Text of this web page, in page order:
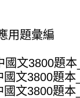
用題彙編
國文3800題
國文3800題本
國文3800題本